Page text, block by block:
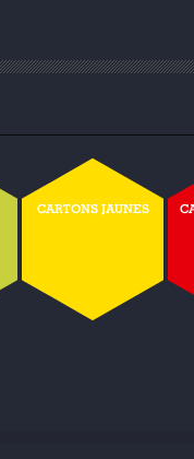
CARTONS JAUNES